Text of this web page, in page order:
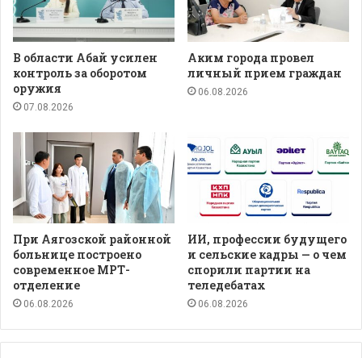
В области Абай усилен
контроль за оборотом
оружия
07.08.2026
Аким города провел
личный прием граждан
06.08.2026
При Аягозской районной
больнице построено
современное МРТ-
отделение
06.08.2026
ИИ, профессии будущего
и сельские кадры — о чем
спорили партии на
теледебатах
06.08.2026